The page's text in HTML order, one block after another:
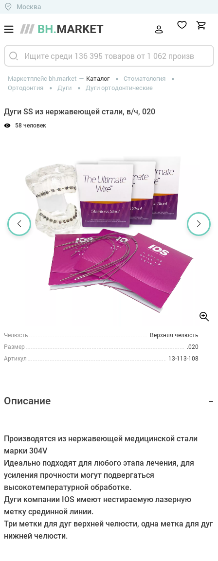
Москва
Маркетплейс bh.market Каталог
Стоматология
Ортодонтия
Дуги Дуги ортодонтические
Дуги SS из нержавеющей стали, в/ч, 020
58 человек
Челюсть
Верхняя челюсть
Размер
.020
Артикул
13-113-108
Описание
Производятся из нержавеющей медицинской стали
марки 304V
Идеально подходят для любого этапа лечения, для
усиления прочности могут подвергаться
высокотемпературной обработке.
Дуги компании IOS имеют нестираемую лазерную
метку срединной линии.
Три метки для дуг верхней челюсти, одна метка для дуг
нижней челюсти.